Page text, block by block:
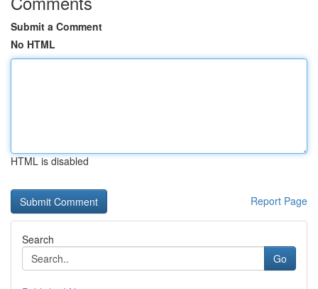
Submit a Comment
No HTML
HTML is disabled
Report Page
Search
Go